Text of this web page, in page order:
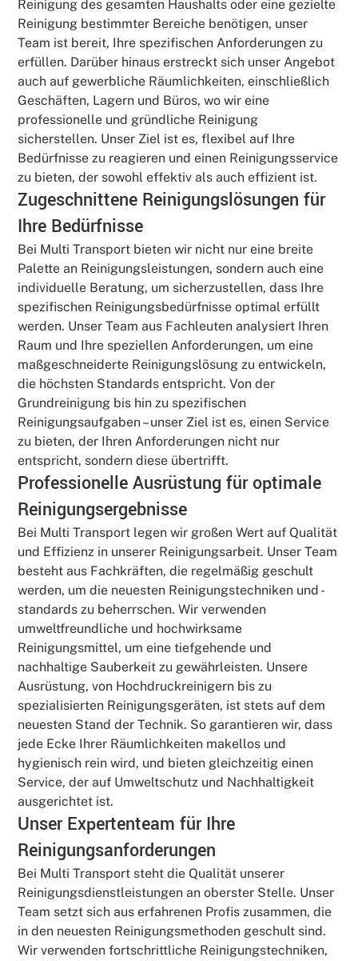
Reinigung des gesamten Haushalts oder eine gezielte
Reinigung bestimmter Bereiche benötigen, unser
Team ist bereit, Ihre spezifischen Anforderungen zu
erfüllen. Darüber hinaus erstreckt sich unser Angebot
auch auf gewerbliche Räumlichkeiten, einschließlich
Geschäften, Lagern und Büros, wo wir eine
professionelle und gründliche Reinigung
sicherstellen. Unser Ziel ist es, flexibel auf Ihre
Bedürfnisse zu reagieren und einen Reinigungsservice
zu bieten, der sowohl effektiv als auch effizient ist.
Zugeschnittene Reinigungslösungen für
Ihre Bedürfnisse
Bei Multi Transport bieten wir nicht nur eine breite
Palette an Reinigungsleistungen, sondern auch eine
individuelle Beratung, um sicherzustellen, dass Ihre
spezifischen Reinigungsbedürfnisse optimal erfüllt
werden. Unser Team aus Fachleuten analysiert Ihren
Raum und Ihre speziellen Anforderungen, um eine
maßgeschneiderte Reinigungslösung zu entwickeln,
die höchsten Standards entspricht. Von der
Grundreinigung bis hin zu spezifischen
Reinigungsaufgaben – unser Ziel ist es, einen Service
zu bieten, der Ihren Anforderungen nicht nur
entspricht, sondern diese übertrifft.
Professionelle Ausrüstung für optimale
Reinigungsergebnisse
Bei Multi Transport legen wir großen Wert auf Qualität
und Effizienz in unserer Reinigungsarbeit. Unser Team
besteht aus Fachkräften, die regelmäßig geschult
werden, um die neuesten Reinigungstechniken und -
standards zu beherrschen. Wir verwenden
umweltfreundliche und hochwirksame
Reinigungsmittel, um eine tiefgehende und
nachhaltige Sauberkeit zu gewährleisten. Unsere
Ausrüstung, von Hochdruckreinigern bis zu
spezialisierten Reinigungsgeräten, ist stets auf dem
neuesten Stand der Technik. So garantieren wir, dass
jede Ecke Ihrer Räumlichkeiten makellos und
hygienisch rein wird, und bieten gleichzeitig einen
Service, der auf Umweltschutz und Nachhaltigkeit
ausgerichtet ist.
Unser Expertenteam für Ihre
Reinigungsanforderungen
Bei Multi Transport steht die Qualität unserer
Reinigungsdienstleistungen an oberster Stelle. Unser
Team setzt sich aus erfahrenen Profis zusammen, die
in den neuesten Reinigungsmethoden geschult sind.
Wir verwenden fortschrittliche Reinigungstechniken,